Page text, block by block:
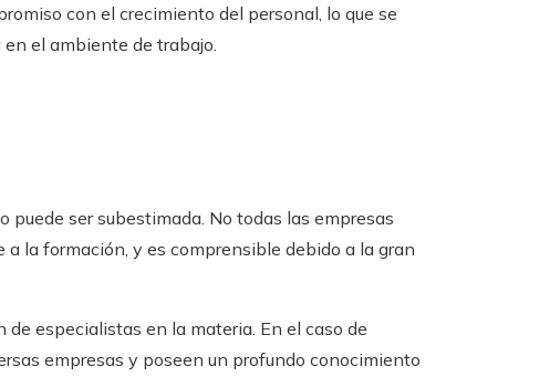
con el crecimiento del personal, lo que se
el ambiente de trabajo.
ser subestimada. No todas las empresas
la formación, y es comprensible debido a la gran
especialistas en la materia. En el caso de
empresas y poseen un profundo conocimiento